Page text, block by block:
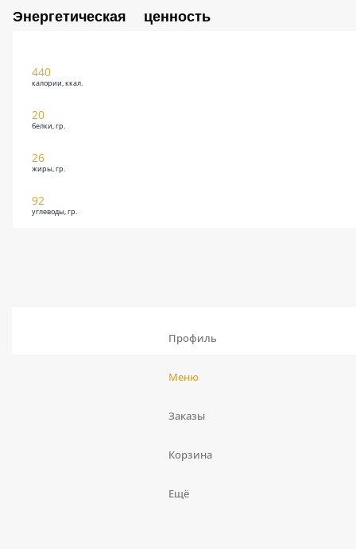
Энергетическая ценность
440
калории, ккал.
20
белки, гр.
26
жиры, гр.
92
углеводы, гр.
Профиль
Меню
Заказы
Корзина
Ещё